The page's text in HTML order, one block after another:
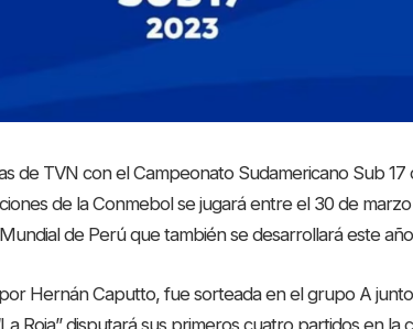
de TVN con el Campeonato Sudamericano Sub
de la Conmebol se jugará entre el 30 de
de Perú que también se desarrollará este
Hernán Caputto, fue sorteada en el grupo A
Roja” disputará sus primeros cuatro partidos en la